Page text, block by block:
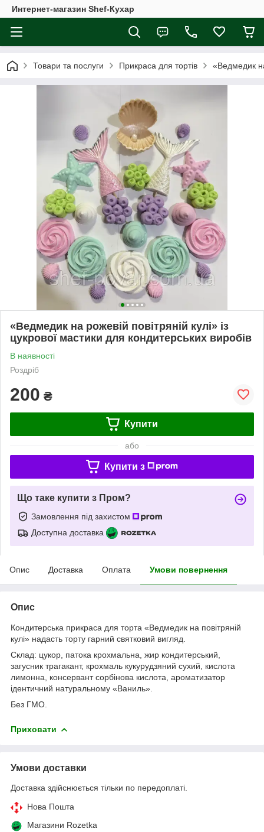
Интернет-магазин Shef-Кухар
Товари та послуги Прикраса для тортів «Ведмедик
«Ведмедик на рожевій повітряній кулі» iз
цукрової мастики для кондитерських виробів
В наявності
Роздріб
200 ₴
Купити
або
Купити з
Що таке купити з Пром?
Замовлення під захистом
Доступна доставка
Опис Доставка Оплата Умови повернення
Опис
Кондитерська прикраса для торта «Ведмедик на повітряній
кулі» надасть торту гарний святковий вигляд.
Склад: цукор, патока крохмальна, жир кондитерський,
загусник трагакант, крохмаль кукурудзяний сухий, кислота
лимонна, консервант сорбінова кислота, ароматизатор
ідентичний натуральному «Ваниль».
Без ГМО.
Приховати
Умови доставки
Доставка здійснюється тільки по передоплаті.
Нова Пошта
Магазини Rozetka